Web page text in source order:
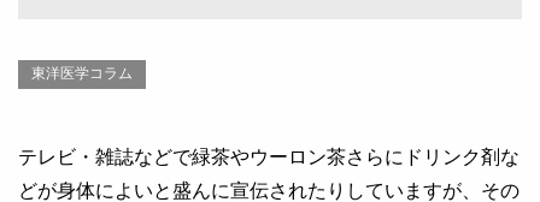
東洋医学コラム
テレビ・雑誌などで緑茶やウーロン茶さらにドリンク剤な
どが身体によいと盛んに宣伝されたりしていますが、その